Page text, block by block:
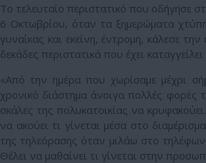
Το τελευταίο περιστατικό που οδήγησε
6 Οκτωβρίου, όταν τα ξημερώματα
γυναίκας και εκείνη, έντρομη, κάλεσε
δεκάδες περιστατικά που έχει
«Από την ημέρα που χωρίσαμε μέχρι
χρονικό διάστημα άνοιγα πολλές φορές
σκάλες της πολυκατοικίας να
να ακούει τι γίνεται μέσα στο
της τηλεόρασης όταν μιλάω στο
Θέλει να μαθαίνει τι γίνεται στην